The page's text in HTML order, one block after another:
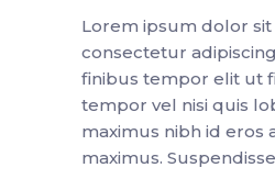
Lorem ipsum dolor sit
consectetur
finibus tempor elit ut
tempor vel nisi quis
maximus nibh id eros
maximus.